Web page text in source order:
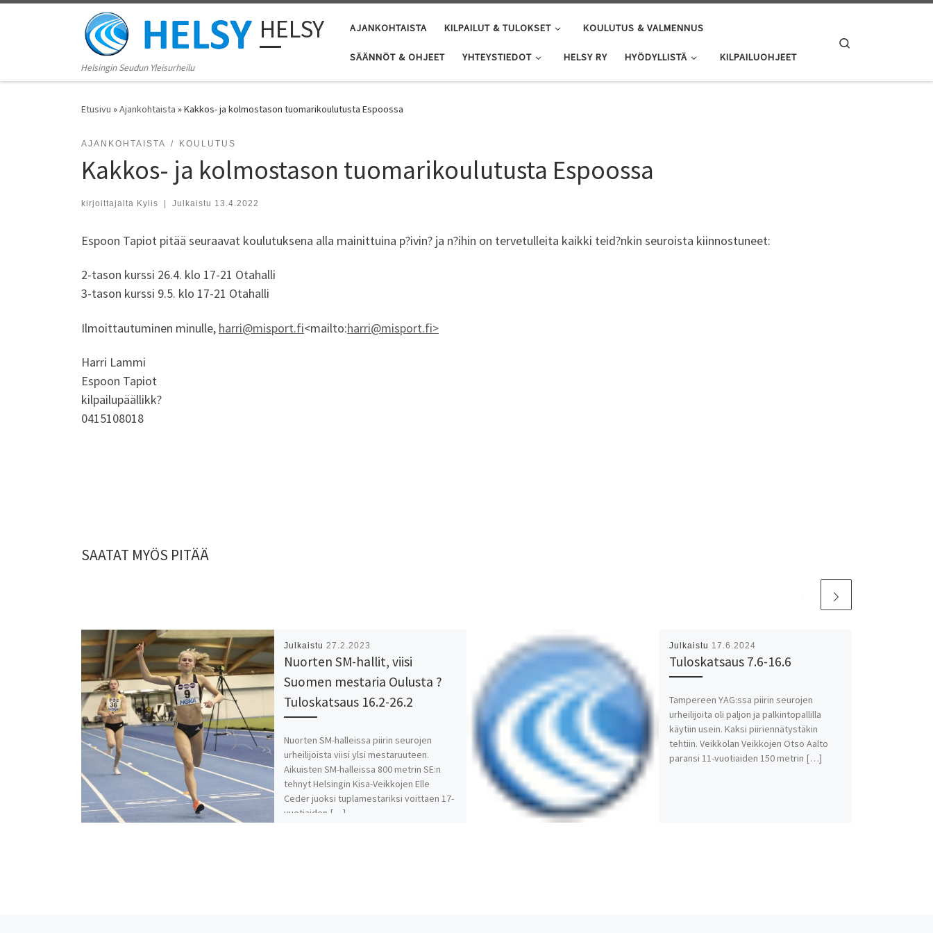
HELSY
Helsingin Seudun Yleisurheilu
AJANKOHTAISTA KILPAILUT & TULOKSET KOULUTUS & VALMENNUS
SÄÄNNÖT & OHJEET YHTEYSTIEDOT HELSY RY HYÖDYLLISTÄ KILPAILUOHJEET
Etusivu »Ajankohtaista »Kakkos- ja kolmostason tuomarikoulutusta Espoossa
AJANKOHTAISTA KOULUTUS
Kakkos- ja kolmostason tuomarikoulutusta Espoossa
kirjoittajalta Kylis | Julkaistu 13.4.2022
Espoon Tapiot pitää seuraavat koulutuksena alla mainittuina p?ivin? ja n?ihin on tervetulleita kaikki teid?nkin seuroista kiinnostuneet:
2-tason kurssi 26.4. klo 17-21 Otahalli
3-tason kurssi 9.5. klo 17-21 Otahalli
Ilmoittautuminen minulle, harri@misport.fi<mailto:harri@misport.fi>
Harri Lammi
Espoon Tapiot
kilpailupäällikk?
0415108018
SAATAT MYÖS PITÄÄ
Julkaistu 27.2.2023
Nuorten SM-hallit, viisi
Suomen mestaria Oulusta ?
Tuloskatsaus 16.2-26.2
Nuorten SM-halleissa piirin seurojen
urheilijoista viisi ylsi mestaruuteen.
Aikuisten SM-halleissa 800 metrin SE:n
tehnyt Helsingin Kisa-Veikkojen Elle
Ceder juoksi tuplamestariksi voittaen 17-
vuotiaiden […]
Julkaistu 17.6.2024
Tuloskatsaus 7.6-16.6
Tampereen YAG:ssa piirin seurojen
urheilijoita oli paljon ja palkintopallilla
käytiin usein. Kaksi piiriennätystäkin
tehtiin. Veikkolan Veikkojen Otso Aalto
paransi 11-vuotiaiden 150 metrin […]